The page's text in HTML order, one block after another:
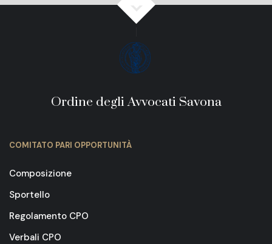
Ordine degli Avvocati Savona
COMITATO PARI OPPORTUNITÀ
Composizione
Sportello
Regolamento CPO
Verbali CPO